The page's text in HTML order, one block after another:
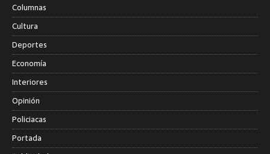
Columnas
Cultura
Deportes
Economía
Interiores
Opinión
Policiacas
Portada